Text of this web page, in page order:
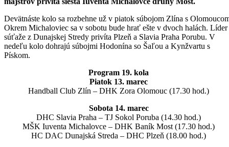
Devätnáste kolo sa rozbehne už v piatok súbojom Zlína s
Okrem Michaloviec sa v sobotu bude hrať ešte v dvoch halách. Líder
súťaže z Dunajskej Stredy privíta Plzeň a Slavia Praha Porubu. V
nedeľu kolo dohrajú súbojmi Hodonína so Šaľou a Kynžvartu s
Pískom.
Program 19. kola
Piatok 13. marec
Handball Club Zlín – DHK Zora Olomouc (17.30 hod.)
Sobota 14. marec
DHC Slavia Praha – TJ Sokol Poruba (14.30 hod.)
MŠK Iuventa Michalovce – DHK Baník Most (17.30 hod.)
HC DAC Dunajská Streda – DHC Plzeň (18.00 hod.)